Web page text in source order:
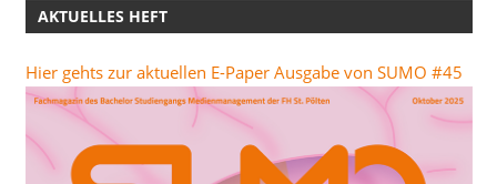
AKTUELLES HEFT
Hier gehts zur aktuellen E-Paper Ausgabe von SUMO #45